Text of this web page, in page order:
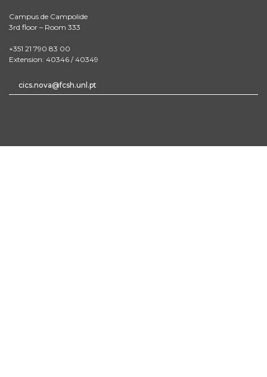
Campus de Campolide
3rd floor – Room 333
+351 21 790 83 00
Extension: 40346 / 40349
cics.nova@fcsh.unl.pt